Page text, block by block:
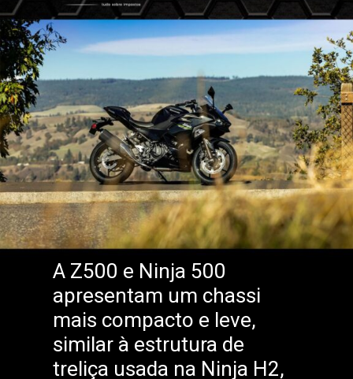
A Z500 e Ninja 500
apresentam um chassi
mais compacto e leve,
similar à estrutura de
treliça usada na Ninja H2,